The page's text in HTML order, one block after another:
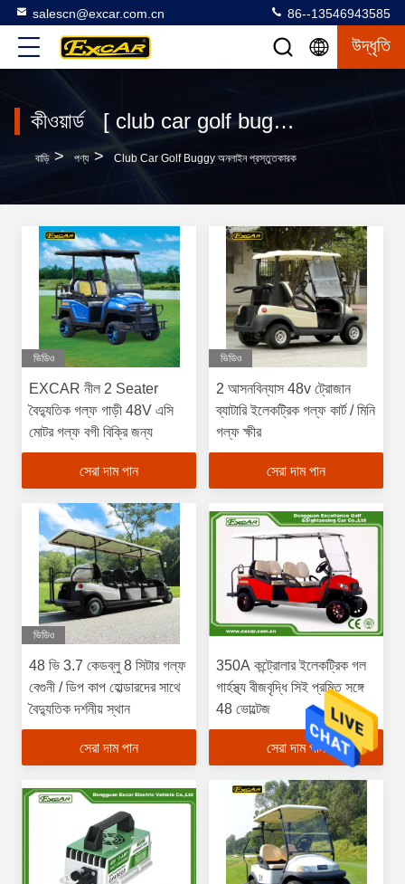
salescn@excar.com.cn 86--13546943585
উদ্ধৃতি
কীওয়ার্ড [ club car golf buggy ] ম্যাচ 120 পণ্য
বাড়ি > পণ্য > Club Car Golf Buggy অনলাইন প্রস্তুতকারক
ভিডিও
EXCAR নীল 2 Seater
বৈদ্যুতিক গল্ফ গাড়ী 48V এসি
মোটর গল্ফ বগী বিক্রি জন্য
সেরা দাম পান
ভিডিও
2 আসনবিন্যাস 48v ট্রোজান
ব্যাটারি ইলেকট্রিক গল্ফ কার্ট / মিনি
গল্ফ ক্ষীর
সেরা দাম পান
ভিডিও
48 ভি 3.7 কেডব্লু 8 সিটার গল্ফ
বেগুনী / ডিপ কাপ হোল্ডারদের সাথে
বৈদ্যুতিক দর্শনীয় স্থান
সেরা দাম পান
350A কন্ট্রোলার ইলেকট্রিক গল
গার্হস্থ্য বীজবৃদ্ধি সিই প্রমিত সঙ্গে
48 ভোল্টেজ
সেরা দাম পান